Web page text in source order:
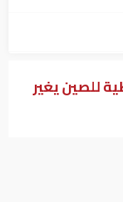
للصين يغير